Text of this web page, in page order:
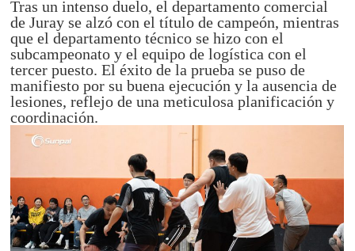
Tras un intenso duelo, el departamento comercial
de Juray se alzó con el título de campeón, mientras
que el departamento técnico se hizo con el
subcampeonato y el equipo de logística con el
tercer puesto. El éxito de la prueba se puso de
manifiesto por su buena ejecución y la ausencia de
lesiones, reflejo de una meticulosa planificación y
coordinación.